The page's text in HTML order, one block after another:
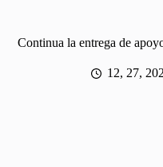
Continua la entrega de
12, 27,